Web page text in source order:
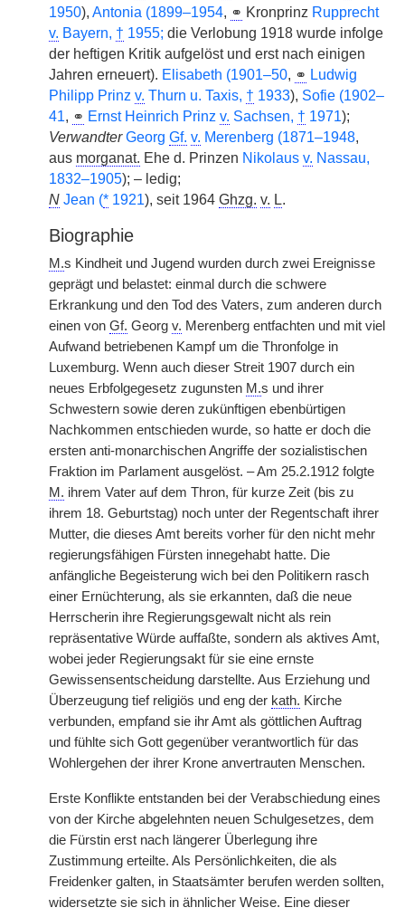
1950), Antonia (1899–1954, ⚭ Kronprinz Rupprecht
v. Bayern, † 1955; die Verlobung 1918 wurde infolge
der heftigen Kritik aufgelöst und erst nach einigen
Jahren erneuert). Elisabeth (1901–50, ⚭ Ludwig
Philipp Prinz v. Thurn u. Taxis, † 1933), Sofie (1902–
41, ⚭ Ernst Heinrich Prinz v. Sachsen, † 1971);
Verwandter Georg Gf. v. Merenberg (1871–1948,
aus morganat. Ehe d. Prinzen Nikolaus v. Nassau,
1832–1905); – ledig;
N Jean (* 1921), seit 1964 Ghzg. v. L.
Biographie
M.s Kindheit und Jugend wurden durch zwei Ereignisse
geprägt und belastet: einmal durch die schwere
Erkrankung und den Tod des Vaters, zum anderen durch
einen von Gf. Georg v. Merenberg entfachten und mit viel
Aufwand betriebenen Kampf um die Thronfolge in
Luxemburg. Wenn auch dieser Streit 1907 durch ein
neues Erbfolgegesetz zugunsten M.s und ihrer
Schwestern sowie deren zukünftigen ebenbürtigen
Nachkommen entschieden wurde, so hatte er doch die
ersten anti-monarchischen Angriffe der sozialistischen
Fraktion im Parlament ausgelöst. – Am 25.2.1912 folgte
M. ihrem Vater auf dem Thron, für kurze Zeit (bis zu
ihrem 18. Geburtstag) noch unter der Regentschaft ihrer
Mutter, die dieses Amt bereits vorher für den nicht mehr
regierungsfähigen Fürsten innegehabt hatte. Die
anfängliche Begeisterung wich bei den Politikern rasch
einer Ernüchterung, als sie erkannten, daß die neue
Herrscherin ihre Regierungsgewalt nicht als rein
repräsentative Würde auffaßte, sondern als aktives Amt,
wobei jeder Regierungsakt für sie eine ernste
Gewissensentscheidung darstellte. Aus Erziehung und
Überzeugung tief religiös und eng der kath. Kirche
verbunden, empfand sie ihr Amt als göttlichen Auftrag
und fühlte sich Gott gegenüber verantwortlich für das
Wohlergehen der ihrer Krone anvertrauten Menschen.
Erste Konflikte entstanden bei der Verabschiedung eines
von der Kirche abgelehnten neuen Schulgesetzes, dem
die Fürstin erst nach längerer Überlegung ihre
Zustimmung erteilte. Als Persönlichkeiten, die als
Freidenker galten, in Staatsämter berufen werden sollten,
widersetzte sie sich in ähnlicher Weise. Eine dieser